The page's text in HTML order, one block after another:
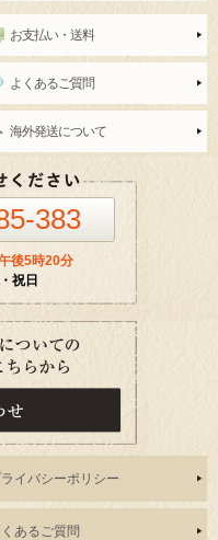
お支払い・送料
よくあるご質問
海外発送について
383
後5時20分
祝日
イバシーポリシー
あるご質問